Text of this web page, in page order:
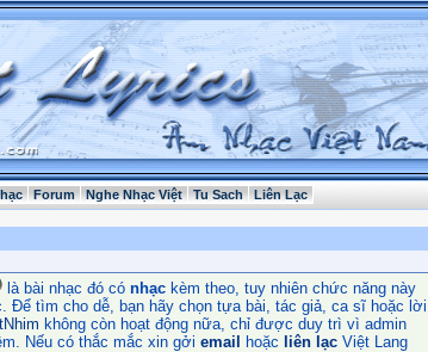
Forum Nghe Nhạc Việt Tu Sach Liên Lạc
là bài nhạc đó có nhạc kèm theo, tuy nhiên chức năng này
Để tìm cho dễ, bạn hãy chọn tựa bài, tác giả, ca sĩ hoặc lời
không còn hoạt động nữa, chỉ được duy trì vì admin
Nếu có thắc mắc xin gởi email hoặc liên lạc Việt Lang